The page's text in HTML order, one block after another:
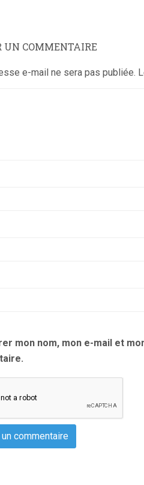
UN COMMENTAIRE
e-mail ne sera pas publiée.
mon nom, mon e-mail et